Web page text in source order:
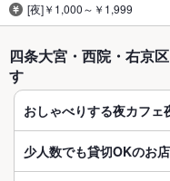
[夜]￥1,000～￥1,999
四条大宮・西院・右京
す
おしゃべりする夜カフェ
少人数でも貸切OKのお店